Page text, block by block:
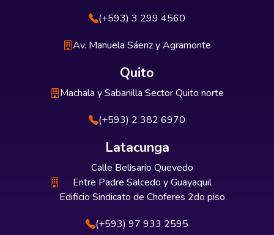
(+593) 3 299 4560
Av. Manuela Sáenz y Agramonte
Quito
Machala y Sabanilla Sector Quito norte
(+593) 2 382 6970
Latacunga
Calle Belisario Quevedo
Entre Padre Salcedo y Guayaquil
Edificio Sindicato de Choferes 2do piso
(+593) 97 933 2595